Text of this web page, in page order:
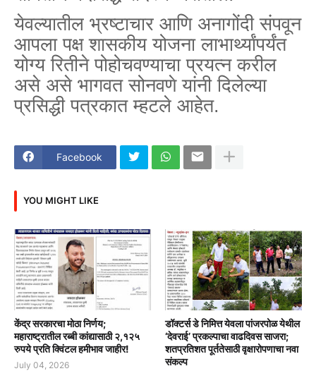
येवल्यातील भ्रष्टाचार आणि अनागोंदी संपवून
आपला पक्ष शासकीय योजना लाभार्थ्यांपर्यंत
योग्य रितीने पोहोचवण्याचा प्रयत्न करील
असे असे भागवत सोनवणे यांनी दिलेल्या
प्रसिद्धी पत्रकात म्हटले आहेत.
Facebook
YOU MIGHT LIKE
केंद्र सरकारचा मोठा निर्णय;
महाराष्ट्रातील रब्बी कांद्यासाठी २,१२५
रुपये प्रति क्विंटल हमीभाव जाहीर!
July 04, 2026
डॉक्टर्स डे निमित्त येवला पांजरपोळ येथील
‘देवराई’ प्रकल्पाचा वाढदिवस साजरा;
शतप्रतिशत पूर्ततेसाठी वृक्षारोपणाचा नवा
संकल्प